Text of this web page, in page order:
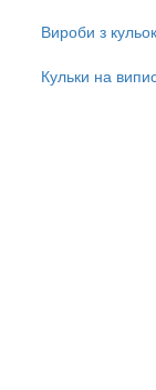
Вироби з кульок
Кульки на